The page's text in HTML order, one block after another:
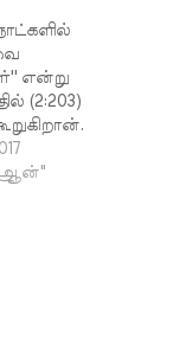
நாட்களில்
என்று
(2:203)
எப்போதும்